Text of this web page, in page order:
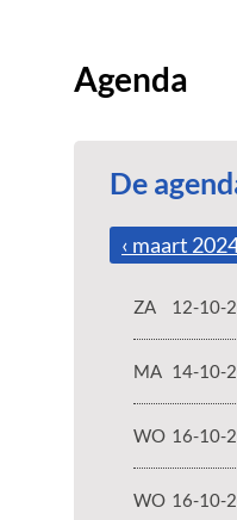
Agenda
De
‹ maart
ZA 12-10-
MA 14-10-
WO 16-10-
WO 16-10-